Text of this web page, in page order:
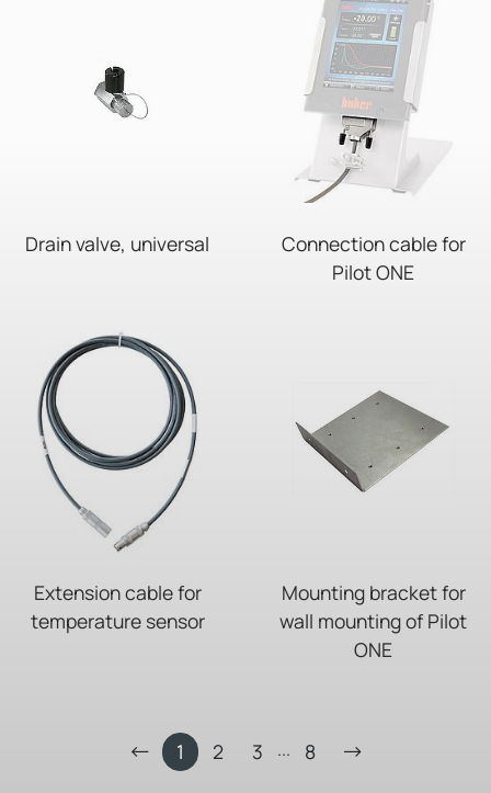
Drain valve, universal
Connection cable for
Pilot ONE
Extension cable for
temperature sensor
Mounting bracket for
wall mounting of Pilot
ONE
1 2 3 ... 8